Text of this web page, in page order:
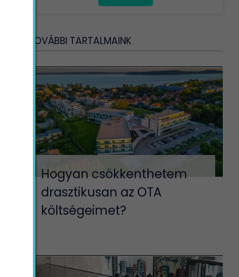
TOVÁBBI TARTALMAINK
Hogyan csökkenthetem
drasztikusan az OTA
költségeimet?